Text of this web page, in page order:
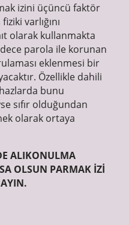
izini üçüncü faktör
varlığını
olarak kullanmakta
parola ile korunan
eklenmesi bir
Özellikle dahili
bunu
sıfır olduğundan
olarak ortaya
ALIKONULMA
OLSUN PARMAK İZİ